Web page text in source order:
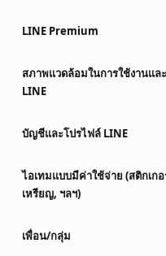
LINE Premium
สภาพแวดล้อมในการใช้งานแล
LINE
บัญชีและโปรไฟล์ LINE
ไอเทมแบบมีค่าใช้จ่าย (สติกเก
เหรียญ, ฯลฯ)
เพื่อน/กลุ่ม